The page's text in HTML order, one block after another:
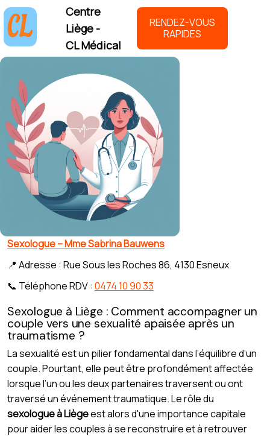
Centre
Liège -
CL Médical
RENDEZ-VOUS
RAPIDES
Sexologue – Mme Sabrina Bauwens
📍 Adresse : Rue Sous les Roches 86, 4130 Esneux
📞 Téléphone RDV : 0474 10 90 33
Sexologue à Liège : Comment accompagner un
couple vers une sexualité apaisée après un
traumatisme ?
La sexualité est un pilier fondamental dans l’équilibre d’un
couple. Pourtant, elle peut être profondément affectée
lorsque l’un ou les deux partenaires traversent ou ont
traversé un événement traumatique. Le rôle du
sexologue à Liègeest alors d'une importance capitale
pour aider les couples à se reconstruire et à retrouver